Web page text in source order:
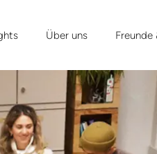
Über uns Freunde